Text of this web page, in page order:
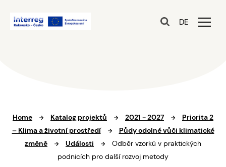
DE
Home Katalog projektů 2021 - 2027
Priorita 2
– Klima a životní prostředí
Půdy odolné vůči klimatické
změně
Události
Odběr vzorků v praktických
podnicích pro další rozvoj metody